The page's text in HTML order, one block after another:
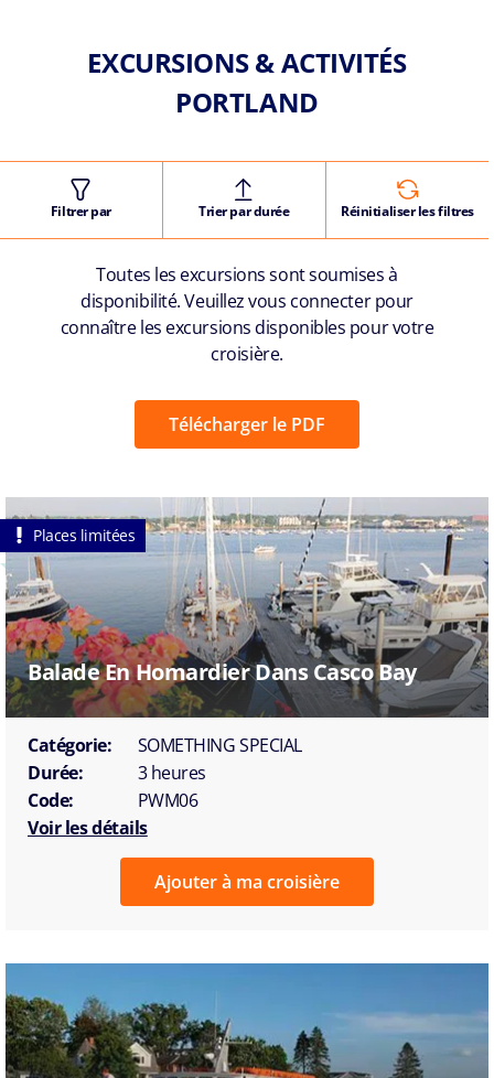
EXCURSIONS & ACTIVITÉS
PORTLAND
Filtrer par Trier par durée Réinitialiser les filtres
Toutes les excursions sont soumises à
disponibilité. Veuillez vous connecter pour
connaître les excursions disponibles pour votre
croisière.
Télécharger le PDF
Places limitées
Balade En Homardier Dans Casco Bay
Catégorie:
SOMETHING SPECIAL
Durée:
3 heures
Code:
PWM06
Voir les détails
Ajouter à ma croisière